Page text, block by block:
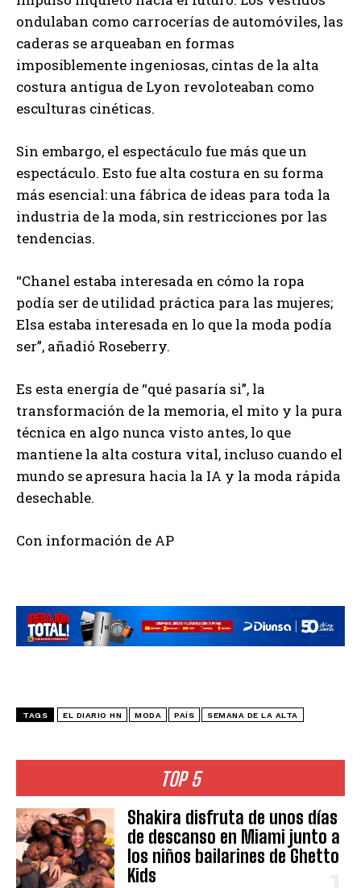
TOP 5
Shakira disfruta de unos días
de descanso en Miami junto a
los niños bailarines de Ghetto
Kids
ondulaban como carrocerías de automóviles, las
caderas se arqueaban en formas
imposiblemente ingeniosas, cintas de la alta
costura antigua de Lyon revoloteaban como
esculturas cinéticas.
Sin embargo, el espectáculo fue más que un
espectáculo. Esto fue alta costura en su forma
más esencial: una fábrica de ideas para toda la
industria de la moda, sin restricciones por las
tendencias.
“Chanel estaba interesada en cómo la ropa
podía ser de utilidad práctica para las mujeres;
Elsa estaba interesada en lo que la moda podía
ser”, añadió Roseberry.
Es esta energía de “qué pasaría si”, la
transformación de la memoria, el mito y la pura
técnica en algo nunca visto antes, lo que
mantiene la alta costura vital, incluso cuando el
mundo se apresura hacia la IA y la moda rápida
desechable.
Con información de AP
TAGS EL DIARIO HN MODA PAÍS SEMANA DE LA ALTA